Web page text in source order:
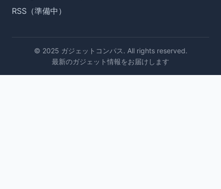
RSS（準備中）
© 2025 ガジェットコンパス. All rights reserved.
最新のガジェット情報をお届けします